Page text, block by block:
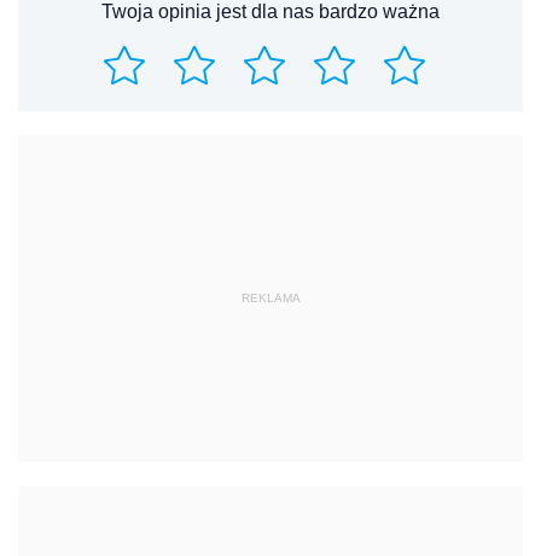
Twoja opinia jest dla nas bardzo ważna
REKLAMA